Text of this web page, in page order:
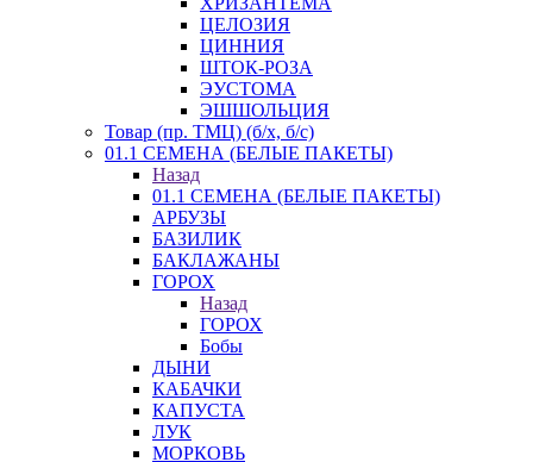
ЦЕЛОЗИЯ
ЦИННИЯ
ШТОК-РОЗА
ЭУСТОМА
ЭШШОЛЬЦИЯ
Товар (пр. ТМЦ) (б/х, б/с)
01.1 СЕМЕНА (БЕЛЫЕ ПАКЕТЫ)
Назад
01.1 СЕМЕНА (БЕЛЫЕ ПАКЕТЫ)
АРБУЗЫ
БАЗИЛИК
БАКЛАЖАНЫ
ГОРОХ
Назад
ГОРОХ
Бобы
ДЫНИ
КАБАЧКИ
КАПУСТА
ЛУК
МОРКОВЬ